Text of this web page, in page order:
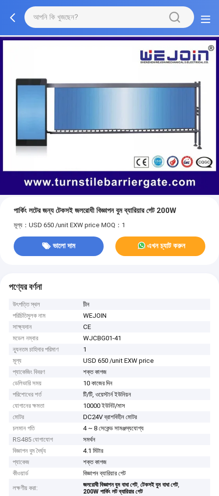
পার্কিং লটের জন্য টেকসই জলরোধী বিজ্ঞাপন বুম ব্যারিয়ার গেট 200W
মূল্য：USD 650 /unit EXW price MOQ：1
ভালো দাম এখন চ্যাট করুন
পণ্যের বর্ণনা
উৎপত্তি স্থল
চীন
পরিচিতিমুলক নাম
WEJOIN
সাক্ষ্যদান
CE
মডেল নম্বার
WJCBG01-41
ন্যূনতম চাহিদার পরিমাণ
1
মূল্য
USD 650 /unit EXW price
প্যাকেজিং বিবরণ
শক্ত কাগজ
ডেলিভারি সময়
10 কাজের দিন
পরিশোধের শর্ত
টি/টি, ওয়েস্টার্ন ইউনিয়ন
যোগানের ক্ষমতা
10000 ইউনিট/মাস
মোটর
DC24V ব্রাশবিহীন মোটর
চলমান গতি
4 ~ 8 সেকেন্ড সামঞ্জস্যযোগ্য
RS485 যোগাযোগ
সমর্থন
বিজ্ঞাপন বুম দৈর্ঘ্য
4.1 মিটার
প্যাকেজ
শক্ত কাগজ
কীওয়ার্ড
বিজ্ঞাপন ব্যারিয়ার গেট
লক্ষণীয় করা:
জলরোধী বিজ্ঞাপন বুম বাধা গেট,টেকসই বুম বাধা গেট,
200W পার্কিং লট ব্যারিয়ার গেট